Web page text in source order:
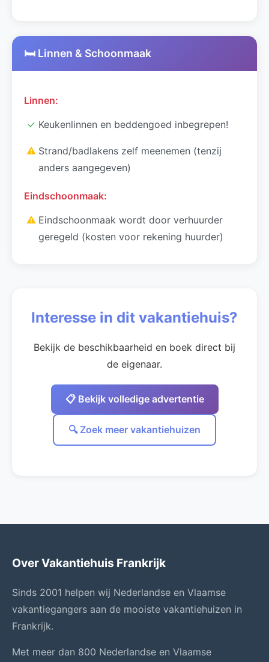
🛏️ Linnen & Schoonmaak
Linnen:
✓ Keukenlinnen en beddengoed inbegrepen!
⚠ Strand/badlakens zelf meenemen (tenzij
anders aangegeven)
Eindschoonmaak:
⚠ Eindschoonmaak wordt door verhuurder
geregeld (kosten voor rekening huurder)
Interesse in dit vakantiehuis?
Bekijk de beschikbaarheid en boek direct bij
de eigenaar.
📋 Bekijk volledige advertentie
🔍 Zoek meer vakantiehuizen
Over Vakantiehuis Frankrijk
Sinds 2001 helpen wij Nederlandse en Vlaamse
vakantiegangers aan de mooiste vakantiehuizen in
Frankrijk.
Met meer dan 800 Nederlandse en Vlaamse